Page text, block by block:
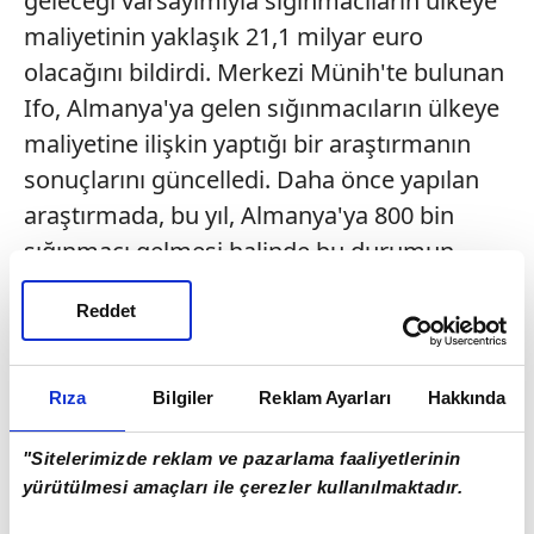
Rıza Bilgiler Reklam Ayarları Hakkında
"Sitelerimizde reklam ve pazarlama faaliyetlerinin
yürütülmesi amaçları ile çerezler kullanılmaktadır.
Reddet
maliyetinin yaklaşık 21,1 milyar euro
olacağını bildirdi. Merkezi Münih'te bulunan
Ifo, Almanya'ya gelen sığınmacıların ülkeye
maliyetine ilişkin yaptığı bir araştırmanın
sonuçlarını güncelledi. Daha önce yapılan
araştırmada, bu yıl, Almanya'ya 800 bin
sığınmacı gelmesi halinde bu durumun
ülkeye yaklaşık 10 milyar euroya mal
olacağı belirtilirken, son yapılan açıklamada
söz konusu maliyet tahmininin 1,1 milyon
sığınmacının ülkeye geleceği varsayımıyla
21,1 milyar euroya yükseltildiği kaydedildi.
İnsan kaçakçılığı ?suçlamasıyla dava ??
Avusturya'da aşırı sağcı Avusturya Özgürlük